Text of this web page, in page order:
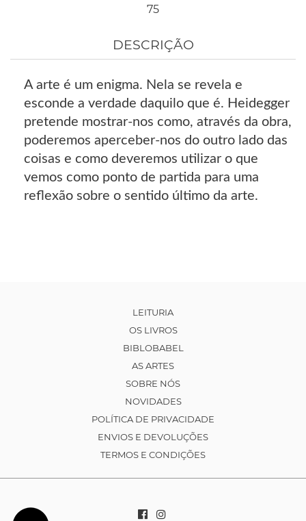
75
DESCRIÇÃO
A arte é um enigma. Nela se revela e
esconde a verdade daquilo que é. Heidegger
pretende mostrar-nos como, através da obra,
poderemos aperceber-nos do outro lado das
coisas e como deveremos utilizar o que
vemos como ponto de partida para uma
reflexão sobre o sentido último da arte.
LEITURIA
OS LIVROS
BIBLOBABEL
AS ARTES
SOBRE NÓS
NOVIDADES
POLÍTICA DE PRIVACIDADE
ENVIOS E DEVOLUÇÕES
TERMOS E CONDIÇÕES